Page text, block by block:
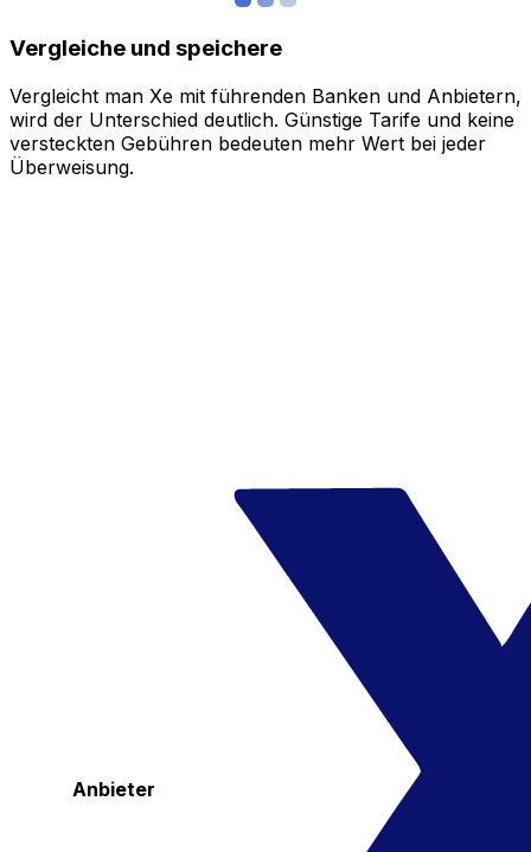
Vergleiche und speichere
Vergleicht man Xe mit führenden Banken und Anbietern,
wird der Unterschied deutlich. Günstige Tarife und keine
versteckten Gebühren bedeuten mehr Wert bei jeder
Überweisung.
Anbieter